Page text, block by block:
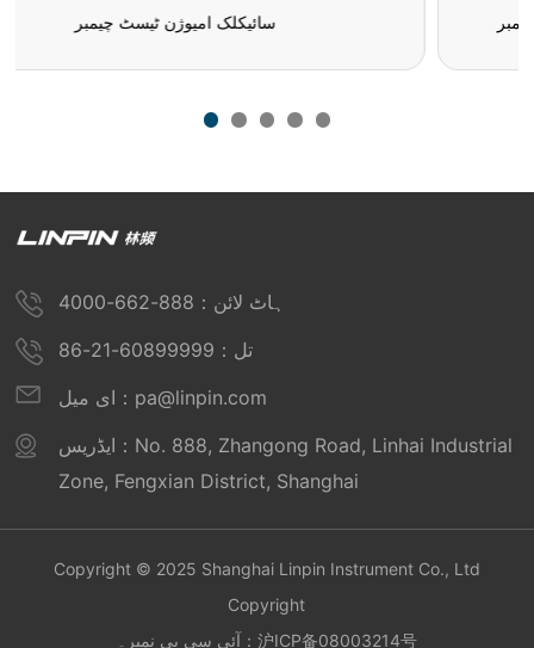
سائیکلک امیوژن ٹیسٹ چیمبر
ہاٹ لائن：888-662-4000
تل：60899999-21-86
ای میل：pa@linpin.com
ایڈریس：No. 888, Zhangong Road, Linhai Industrial
Zone, Fengxian District, Shanghai
Copyright © 2025 Shanghai Linpin Instrument Co., Ltd
Copyright
آئی سی پی نمبر۔： 沪ICP备08003214号